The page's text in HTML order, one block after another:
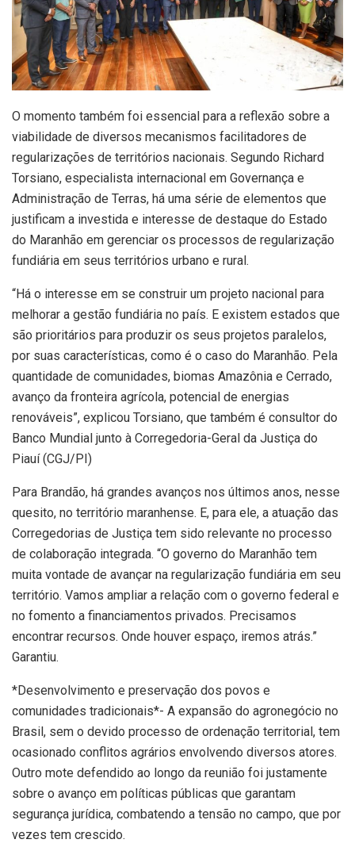
O momento também foi essencial para a reflexão sobre a
viabilidade de diversos mecanismos facilitadores de
regularizações de territórios nacionais. Segundo Richard
Torsiano, especialista internacional em Governança e
Administração de Terras, há uma série de elementos que
justificam a investida e interesse de destaque do Estado
do Maranhão em gerenciar os processos de regularização
fundiária em seus territórios urbano e rural.
“Há o interesse em se construir um projeto nacional para
melhorar a gestão fundiária no país. E existem estados que
são prioritários para produzir os seus projetos paralelos,
por suas características, como é o caso do Maranhão. Pela
quantidade de comunidades, biomas Amazônia e Cerrado,
avanço da fronteira agrícola, potencial de energias
renováveis”, explicou Torsiano, que também é consultor do
Banco Mundial junto à Corregedoria-Geral da Justiça do
Piauí (CGJ/PI)
Para Brandão, há grandes avanços nos últimos anos, nesse
quesito, no território maranhense. E, para ele, a atuação das
Corregedorias de Justiça tem sido relevante no processo
de colaboração integrada. “O governo do Maranhão tem
muita vontade de avançar na regularização fundiária em seu
território. Vamos ampliar a relação com o governo federal e
no fomento a financiamentos privados. Precisamos
encontrar recursos. Onde houver espaço, iremos atrás.”
Garantiu.
*Desenvolvimento e preservação dos povos e
comunidades tradicionais*- A expansão do agronegócio no
Brasil, sem o devido processo de ordenação territorial, tem
ocasionado conflitos agrários envolvendo diversos atores.
Outro mote defendido ao longo da reunião foi justamente
sobre o avanço em políticas públicas que garantam
segurança jurídica, combatendo a tensão no campo, que por
vezes tem crescido.